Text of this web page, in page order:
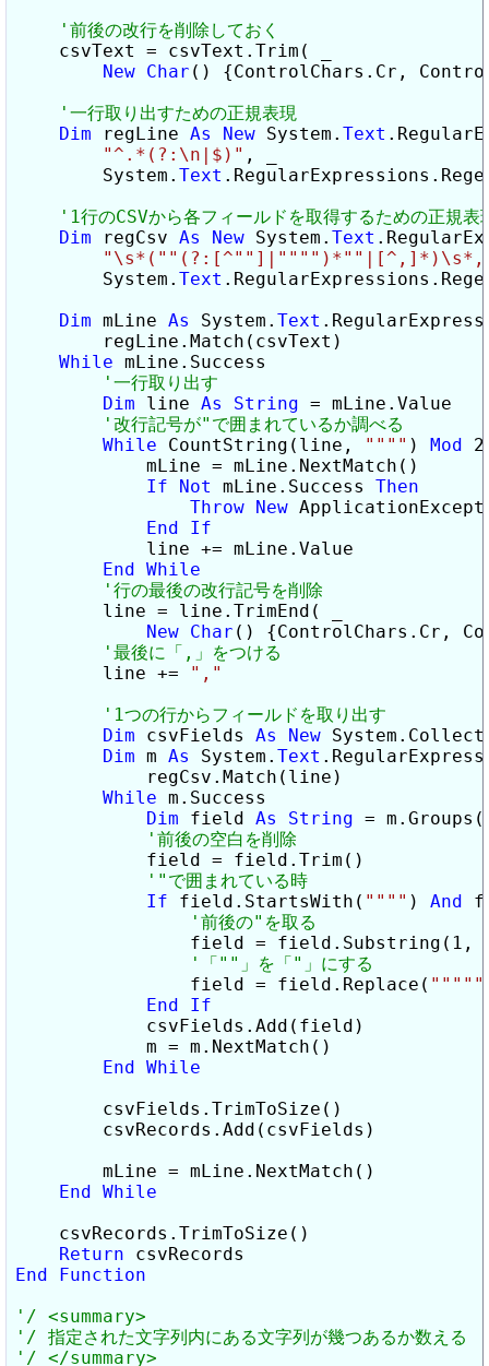
    csvText = csvText.Trim( _
New Char () {ControlChars.Cr,
Dim regLine As New System. Text
"^.*(?:\n|$)" , _
        System.
Text
Dim regCsv As New System. Text
"\s*(" "(?:[^" "]|" "" ")*"
        System.
Text
Dim mLine As System. Text
        regLine.Match(csvText)
While mLine.Success
Dim line As String = mLine.Value
While CountString(line, "" "" ) Mod
            mLine = mLine.NextMatch()
If
Not mLine.Success Then
Throw New
End
If
            line += mLine.Value
End While
        line = line.TrimEnd( _
New Char () {ControlChars.Cr,
        line +=
","
Dim csvFields As New
Dim m As System. Text
            regCsv.Match(line)
While m.Success
Dim field As String =
            field = field.Trim()
If field.StartsWith( "" "" ) And
field = field.Substring(1,
                field = field.Replace(
"" ""
End
If
            csvFields.Add(field)
            m = m.NextMatch()
End While
        csvFields.TrimToSize()
        csvRecords.Add(csvFields)
        mLine = mLine.NextMatch()
End While
    csvRecords.TrimToSize()
Return
End
Function